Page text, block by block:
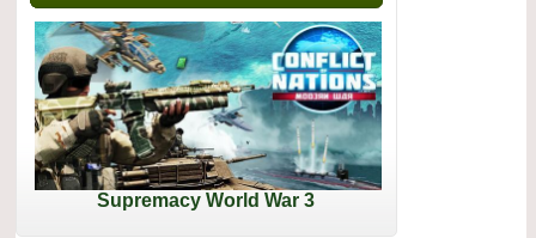
Supremacy World War 3